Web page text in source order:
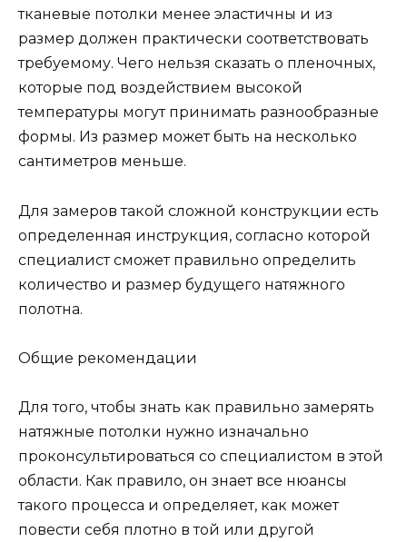
тканевые потолки менее эластичны и из
размер должен практически соответствовать
требуемому. Чего нельзя сказать о пленочных,
которые под воздействием высокой
температуры могут принимать разнообразные
формы. Из размер может быть на несколько
сантиметров меньше.
Для замеров такой сложной конструкции есть
определенная инструкция, согласно которой
специалист сможет правильно определить
количество и размер будущего натяжного
полотна.
Общие рекомендации
Для того, чтобы знать как правильно замерять
натяжные потолки нужно изначально
проконсультироваться со специалистом в этой
области. Как правило, он знает все нюансы
такого процесса и определяет, как может
повести себя плотно в той или другой